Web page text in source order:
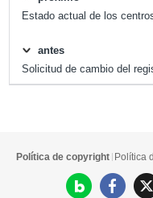
Estado actual de los
antes
Solicitud de cambio del
Política de copyright Política